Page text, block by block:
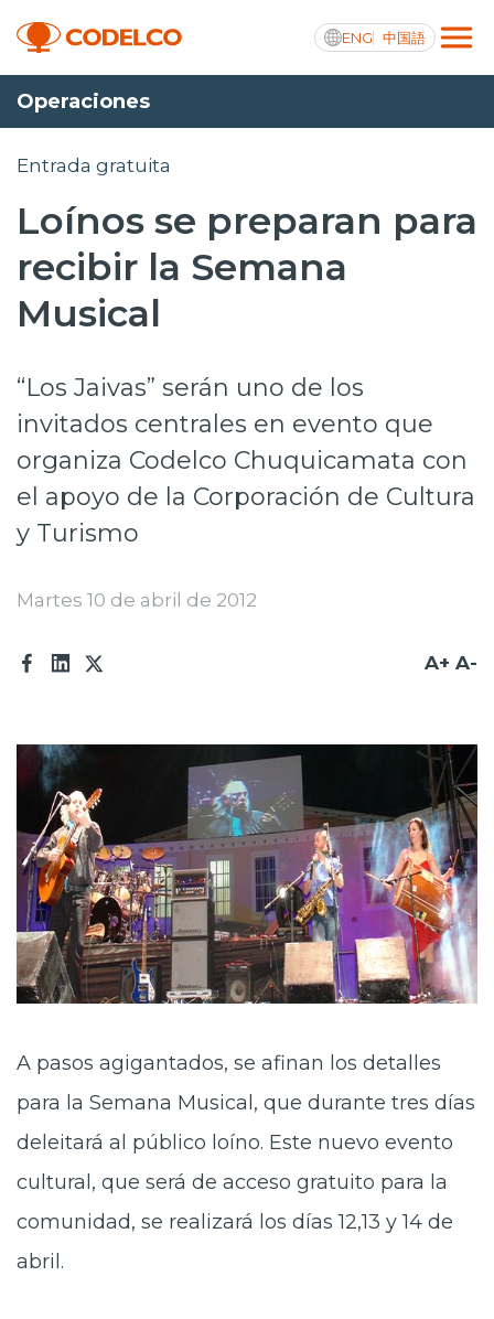
ENG 中国語
Transparencia activa
Sustentabilidad
Innovación
Inversionistas
Prensa
Canales de denuncia
Acceso trabajadores/as
Operaciones
Entrada gratuita
Loínos se preparan para
recibir la Semana
Musical
“Los Jaivas” serán uno de los
invitados centrales en evento que
organiza Codelco Chuquicamata con
el apoyo de la Corporación de Cultura
y Turismo
Martes 10 de abril de 2012
A+ A-
A pasos agigantados, se afinan los detalles
para la Semana Musical, que durante tres días
deleitará al público loíno. Este nuevo evento
cultural, que será de acceso gratuito para la
comunidad, se realizará los días 12,13 y 14 de
abril.